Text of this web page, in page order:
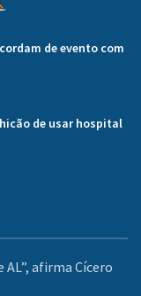
de evento com
de usar hospital
afirma Cícero